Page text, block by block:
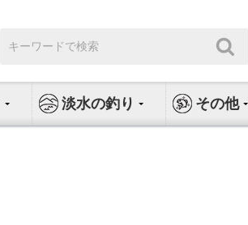
索:
淡水の釣り その他